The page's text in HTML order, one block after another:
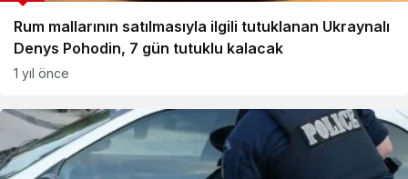
Rum mallarının satılmasıyla ilgili tutuklanan Ukraynalı
Denys Pohodin, 7 gün tutuklu kalacak
1 yıl önce